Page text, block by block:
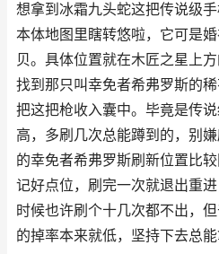
想拿到冰霜九头蛇这把传说级
本体地图里瞎转悠啦，它可是
贝。具体位置就在木匠之星上
找到那只叫幸免者希弗罗斯的
把这把枪收入囊中。毕竟是传
高，多刷几次总能蹲到的，别
的幸免者希弗罗斯刷新位置比
记好点位，刷完一次就退出重
时候也许刷个十几次都不出，
的掉率本来就低，坚持下去总能